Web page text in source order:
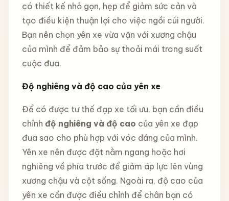
có thiết kế nhỏ gọn, hẹp để giảm sức cản và
tạo điều kiện thuận lợi cho việc ngồi cúi người.
Bạn nên chọn yên xe vừa vặn với xương chậu
của mình để đảm bảo sự thoải mái trong suốt
cuộc đua.
Độ nghiêng và độ cao của yên xe
Để có được tư thế đạp xe tối ưu, bạn cần điều
chỉnh độ nghiêng và độ cao của yên xe đạp
đua sao cho phù hợp với vóc dáng của mình.
Yên xe nên được đặt nằm ngang hoặc hơi
nghiêng về phía trước để giảm áp lực lên vùng
xương chậu và cột sống. Ngoài ra, độ cao của
yên xe cần được điều chỉnh để chân bạn có